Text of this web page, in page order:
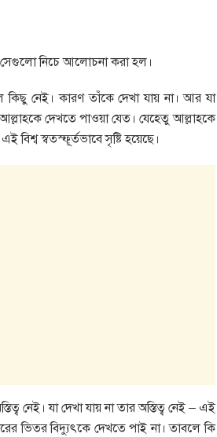
সেগুলো নিচে আলোচনা করা হল।
কিছু নেই। কারণ তাঁকে দেখা যায় না। আর যা
আল্লাহকে দেখতে পাওয়া যেত। যেহেতু আল্লাহকে
বিশ্ব স্বতস্ফূর্তভাবে সৃষ্টি হয়েছে।
নেই। যা দেখা যায় না তার অস্তিত্ব নেই – এই
ভিতর বিদ্যুৎকে দেখতে পাই না। তাবলে কি